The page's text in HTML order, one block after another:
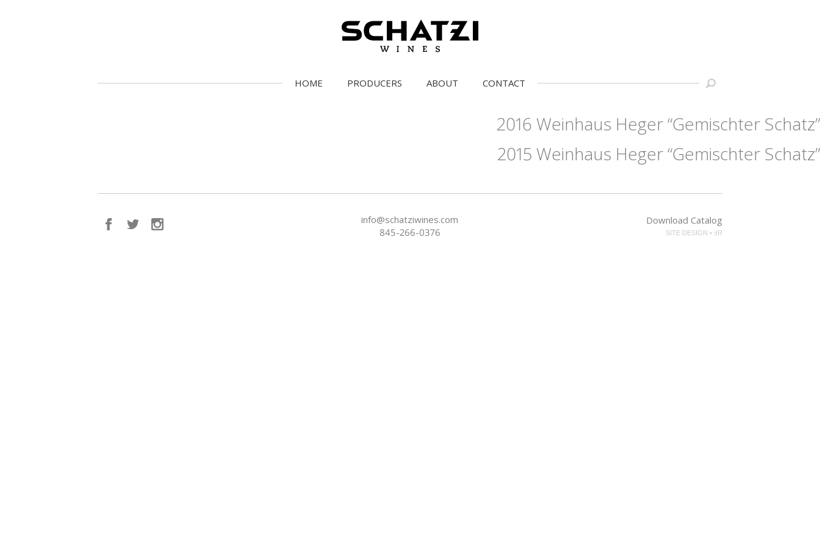
HOME PRODUCERS ABOUT CONTACT
2016 Weinhaus Heger “Gemischter Schatz”
2015 Weinhaus Heger “Gemischter Schatz”
info@schatziwines.com
845-266-0376
Download Catalog
SITE DESIGN • ℲR